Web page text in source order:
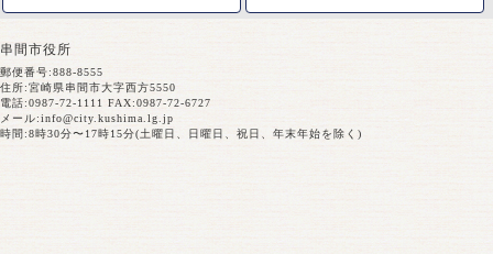
串間市役所
郵便番号:888-8555
住所:宮崎県串間市大字西方5550
電話:0987-72-1111 FAX:0987-72-6727
メール:info@city.kushima.lg.jp
時間:8時30分〜17時15分(土曜日、日曜日、祝日、年末年始を除く)